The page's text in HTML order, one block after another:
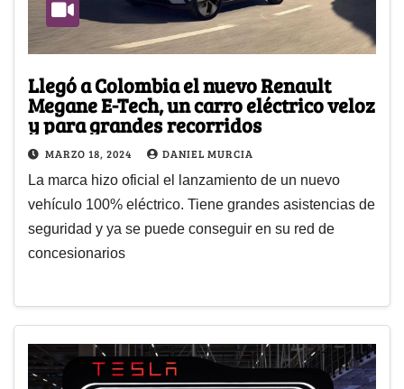
Llegó a Colombia el nuevo Renault
Megane E-Tech, un carro eléctrico veloz
y para grandes recorridos
MARZO 18, 2024 DANIEL MURCIA
La marca hizo oficial el lanzamiento de un nuevo
vehículo 100% eléctrico. Tiene grandes asistencias de
seguridad y ya se puede conseguir en su red de
concesionarios